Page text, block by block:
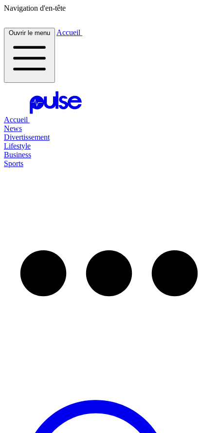
Navigation d'en-tête
Ouvrir le menu Accueil
Accueil
News
Divertissement
Lifestyle
Business
Sports